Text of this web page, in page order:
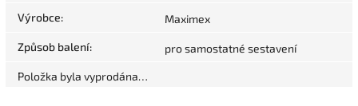
Výrobce: Maximex
Způsob balení: pro samostatné sestavení
Položka byla vyprodána…